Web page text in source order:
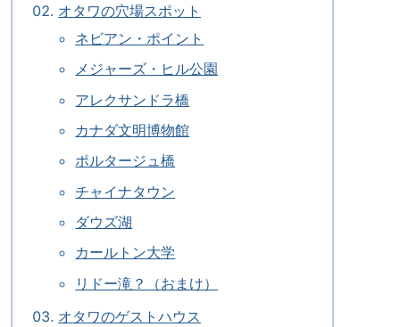
オタワの穴場スポット
ネビアン・ポイント
メジャーズ・ヒル公園
アレクサンドラ橋
カナダ文明博物館
ポルタージュ橋
チャイナタウン
ダウズ湖
カールトン大学
リドー滝？（おまけ）
オタワのゲストハウス